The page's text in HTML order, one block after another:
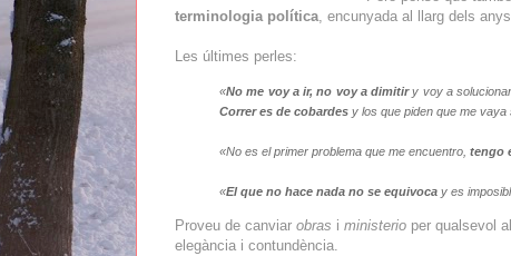
terminologia política , encunyada al llarg dels
Les últimes perles:
«No me voy a ir, no voy a dimitiry voy a solucionar
Correr es de cobardes y los que piden que me vaya
«No es el primer problema que me encuentro, tengo
«El que no hace nada no se equivoca y es
Proveu de canviar obras i ministerio per qualsevol
elegància i contundència.